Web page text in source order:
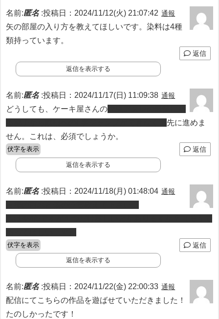
名前:匿名:投稿日：2024/11/12(火) 21:07:42 通報
矢の部屋の入り方を教えてほしいです。染料は4種
類持っています。
返信
返信を表示する
名前:匿名:投稿日：2024/11/17(日) 11:09:38 通報
どうしても、ケーキ屋さんの
先に進めま
せん。これは、必須でしょうか。
伏字を表示 返信
返信を表示する
名前:匿名:投稿日：2024/11/18(月) 01:48:04 通報
伏字を表示 返信
返信を表示する
名前:匿名:投稿日：2024/11/22(金) 22:00:33 通報
配信にてこちらの作品を遊ばせていただきました！
たのしかったです！